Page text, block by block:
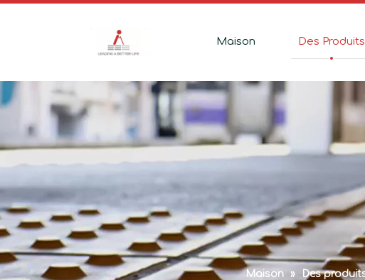
Maison Des Produits
Maison » Des